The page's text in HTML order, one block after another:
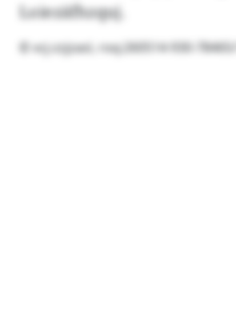
Loiezäfhzquj.
© vcj-zzjzasl, roq:260514-930-78465/1